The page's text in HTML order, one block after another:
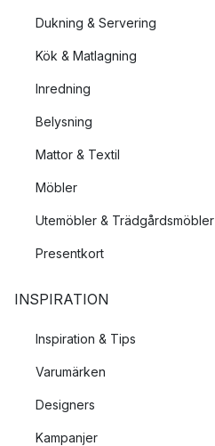
Dukning & Servering
Kök & Matlagning
Inredning
Belysning
Mattor & Textil
Möbler
Utemöbler & Trädgårdsmöbler
Presentkort
INSPIRATION
Inspiration & Tips
Varumärken
Designers
Kampanjer